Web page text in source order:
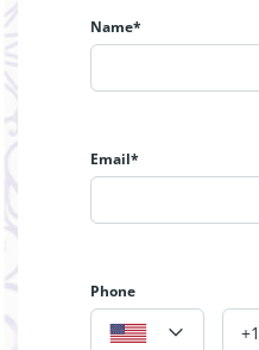
Name*
Email*
Phone